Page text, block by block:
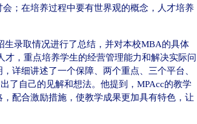
；在培养过程中要有世界观的概念，人才培养
生录取情况进行了总结，并对本校MBA的具体
才，重点培养学生的经营管理能力和解决实际问
详细讲述了一个保障、两个重点、三个平台、
了自己的见解和想法。他提到， MPAcc的教学
配合激励措施，使教学成果更加具有特色，让
历年十大新闻